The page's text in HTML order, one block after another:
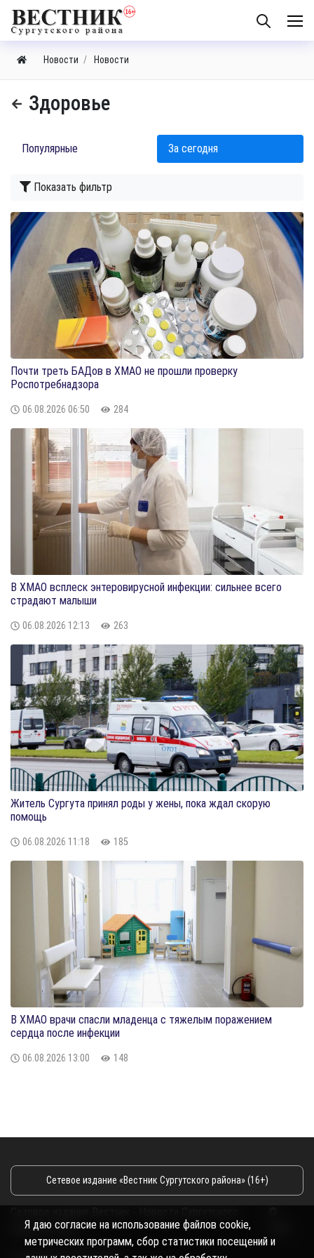
Новости Новости
Здоровье
Популярные За сегодня
Показать фильтр
Почти треть БАДов в ХМАО не прошли проверку
Роспотребнадзора
06.08.2026 06:50 284
​В ХМАО всплеск энтеровирусной инфекции: сильнее всего
страдают малыши
06.08.2026 12:13 263
Житель Сургута принял роды у жены, пока ждал скорую
помощь
06.08.2026 11:18 185
В ХМАО врачи спасли младенца с тяжелым поражением
сердца после инфекции
06.08.2026 13:00 148
Сетевое издание «Вестник Сургутского района» (16+)
района и Югры
Я даю согласие на использование файлов cookie,
метрических программ, сбор статистики посещений и